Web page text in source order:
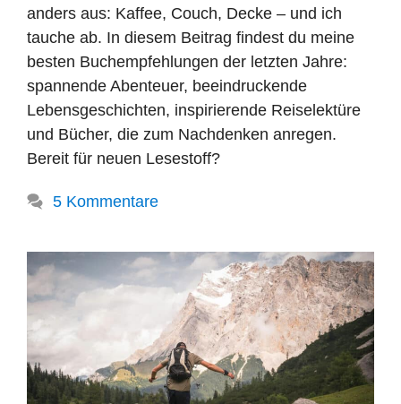
anders aus: Kaffee, Couch, Decke – und ich
tauche ab. In diesem Beitrag findest du meine
besten Buchempfehlungen der letzten Jahre:
spannende Abenteuer, beeindruckende
Lebensgeschichten, inspirierende Reiselektüre
und Bücher, die zum Nachdenken anregen.
Bereit für neuen Lesestoff?
5 Kommentare